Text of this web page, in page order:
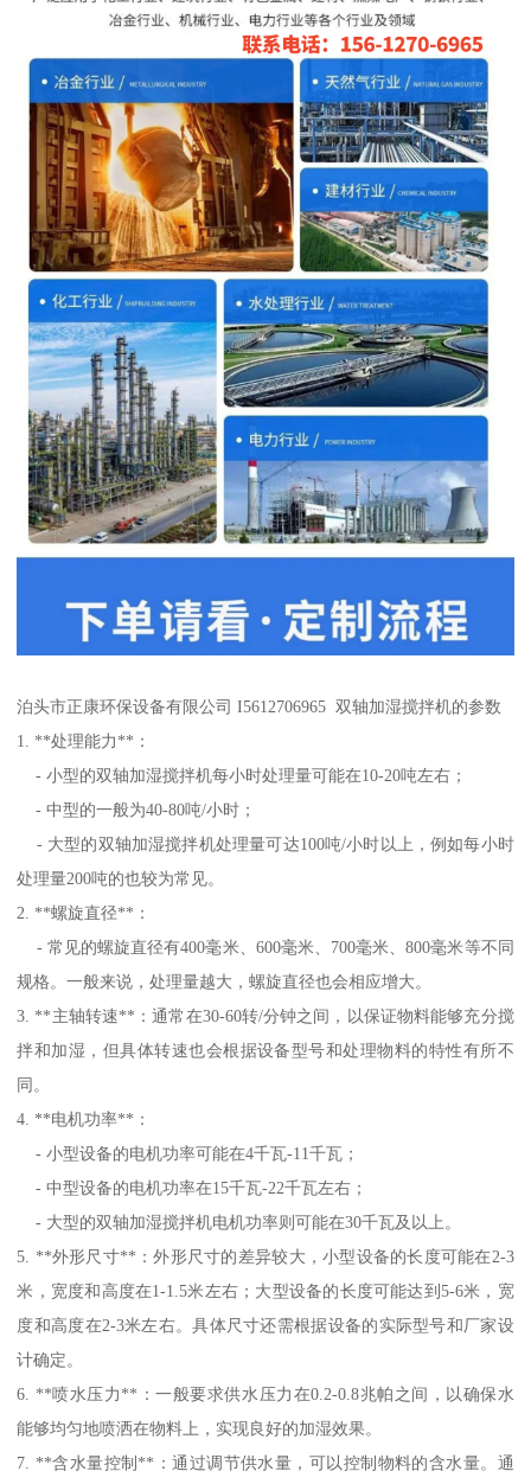
泊头市正康环保设备有限公司 I5612706965 双轴加湿搅拌机的参数
1. **处理能力**：
- 小型的双轴加湿搅拌机每小时处理量可能在10-20吨左右；
- 中型的一般为40-80吨/小时；
- 大型的双轴加湿搅拌机处理量可达100吨/小时以上，例如每小时
处理量200吨的也较为常见。
2. **螺旋直径**：
- 常见的螺旋直径有400毫米、600毫米、700毫米、800毫米等不同
规格。一般来说，处理量越大，螺旋直径也会相应增大。
3. **主轴转速**：通常在30-60转/分钟之间，以保证物料能够充分搅
拌和加湿，但具体转速也会根据设备型号和处理物料的特性有所不
同。
4. **电机功率**：
- 小型设备的电机功率可能在4千瓦-11千瓦；
- 中型设备的电机功率在15千瓦-22千瓦左右；
- 大型的双轴加湿搅拌机电机功率则可能在30千瓦及以上。
5. **外形尺寸**：外形尺寸的差异较大，小型设备的长度可能在2-3
米，宽度和高度在1-1.5米左右；大型设备的长度可能达到5-6米，宽
度和高度在2-3米左右。具体尺寸还需根据设备的实际型号和厂家设
计确定。
6. **喷水压力**：一般要求供水压力在0.2-0.8兆帕之间，以确保水
能够均匀地喷洒在物料上，实现良好的加湿效果。
7. **含水量控制**：通过调节供水量，可以控制物料的含水量。通